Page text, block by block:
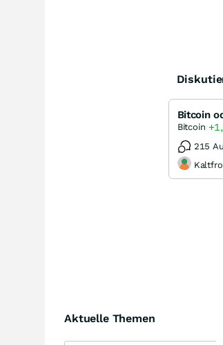
Bitcoin
215
Aktuelle Themen